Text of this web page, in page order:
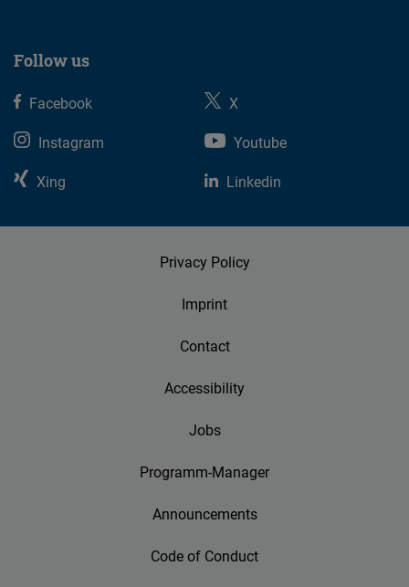
Follow us
Facebook
X
Instagram
Youtube
Xing
Linkedin
Privacy Policy
Imprint
Contact
Accessibility
Jobs
Programm-Manager
Announcements
Code of Conduct